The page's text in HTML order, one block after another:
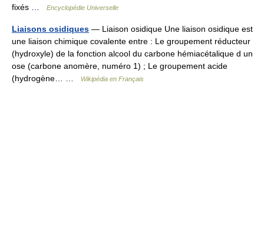
fixés …
Encyclopédie Universelle
Liaisons osidiques — Liaison osidique Une liaison osidique est
une liaison chimique covalente entre : Le groupement réducteur
(hydroxyle) de la fonction alcool du carbone hémiacétalique d un
ose (carbone anomère, numéro 1) ; Le groupement acide
(hydrogène… …
Wikipédia en Français